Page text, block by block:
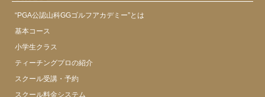
“PGA公認山科GGゴルフアカデミー”とは
基本コース
小学生クラス
ティーチングプロの紹介
スクール受講・予約
スクール料金システム